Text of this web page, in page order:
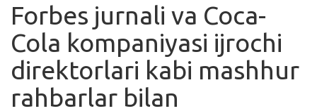
Ishlar
Kurslar
Blog
Yana
Forbes jurnali va Coca-
Cola kompaniyasi ijrochi
direktorlari kabi mashhur
rahbarlar bilan